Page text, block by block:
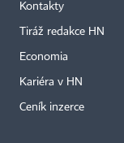
Kontakty
Tiráž redakce HN
Economia
Kariéra v HN
Ceník inzerce